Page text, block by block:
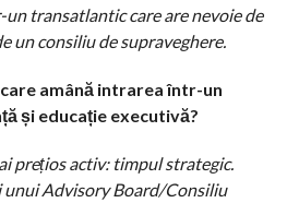
transatlantic care are nevoie de
un consiliu de supraveghere.
amână intrarea într-un
și educație executivă?
prețios activ: timpul strategic.
Advisory Board/Consiliu